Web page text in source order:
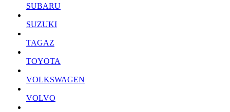
SUBARU
SUZUKI
TAGAZ
TOYOTA
VOLKSWAGEN
VOLVO